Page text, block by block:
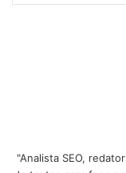
"Analista SEO,